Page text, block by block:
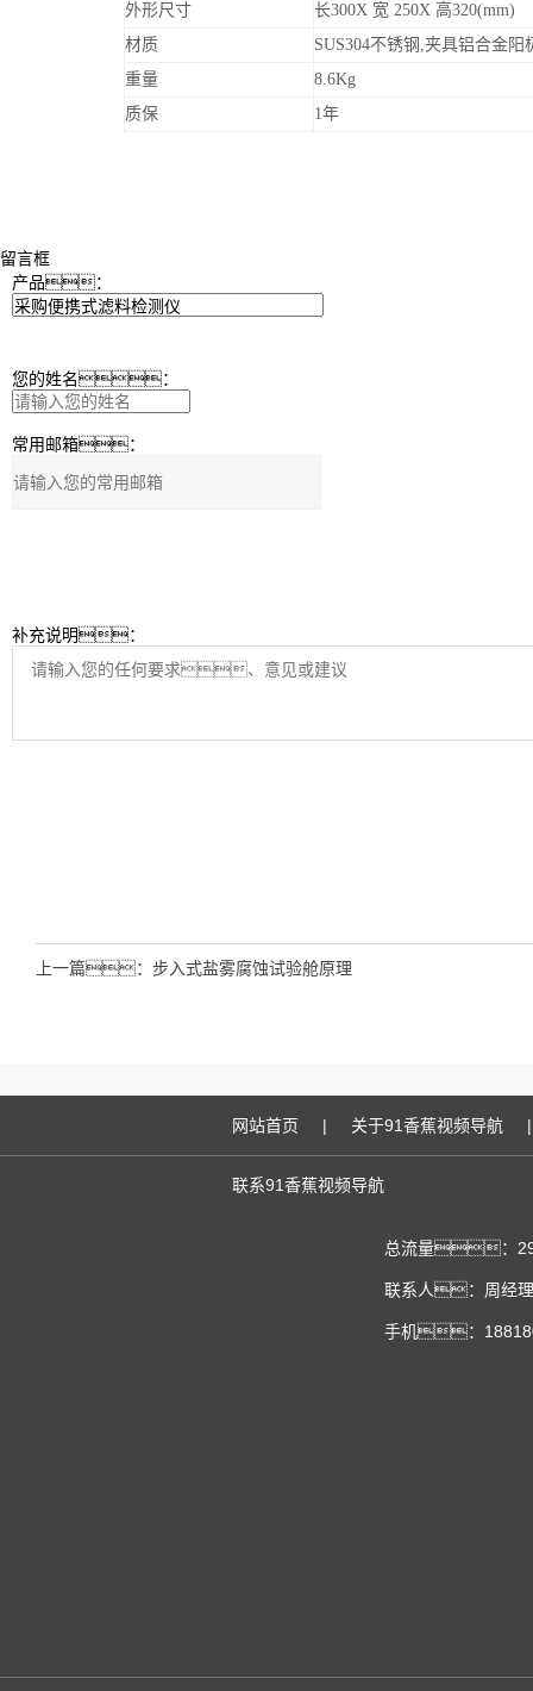
外形尺寸
长300X 宽 250X 高320(mm)
材质
SUS304不锈钢,夹具铝合金阳
重量
8.6Kg
质保
1年
留言框
产品：
您的姓名：
常用邮箱：
补充说明：
上一篇： 步入式盐雾腐蚀试验舱原理
网站首页 | 关于91香蕉视频导航 |
联系91香蕉视频导航
总流量：
联系人：周经
手机：